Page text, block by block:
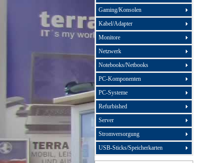
Gaming/Konsolen
Kabel/Adapter
Monitore
Netzwerk
Notebooks/Netbooks
PC-Komponenten
PC-Systeme
Refurbished
Server
Stromversorgung
USB-Sticks/Speicherkarten